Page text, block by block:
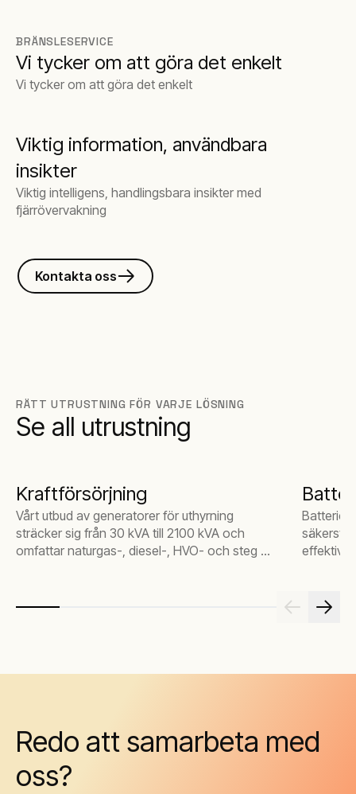
BRÄNSLESERVICE
Vi tycker om att göra det enkelt
Vi tycker om att göra det enkelt
Viktig information, användbara
insikter
Viktig intelligens, handlingsbara insikter med
fjärrövervakning
Kontakta oss
RÄTT UTRUSTNING FÖR VARJE LÖSNING
Se all utrustning
Kraftförsörjning
Vårt utbud av generatorer för uthyrning
sträcker sig från 30 kVA till 2100 kVA och
omfattar naturgas-, diesel-, HVO- och steg V-
Redo att samarbeta med
oss?